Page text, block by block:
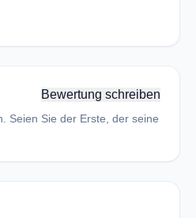
Bewertung schreiben
Seien Sie der Erste, der seine